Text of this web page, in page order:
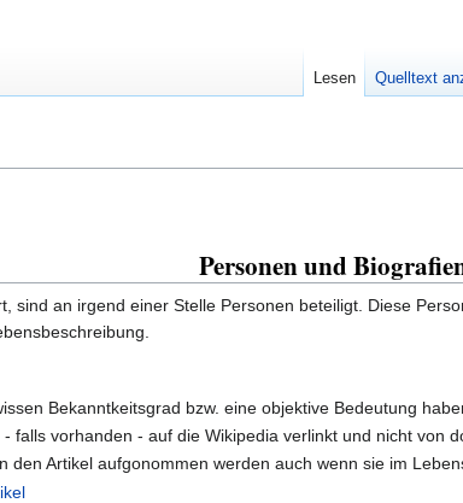
Personen und
sind an irgend einer Stelle Personen beteiligt. Diese
Bekanntkeitsgrad bzw. eine objektive Bedeutung
falls vorhanden - auf die Wikipedia verlinkt und nicht von
den Artikel aufgonommen werden auch wenn sie im
Lesen Quelltext